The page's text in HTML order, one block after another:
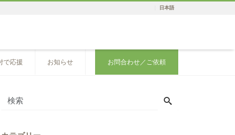
日本語
で応援 お知らせ お問合わせ／ご依頼